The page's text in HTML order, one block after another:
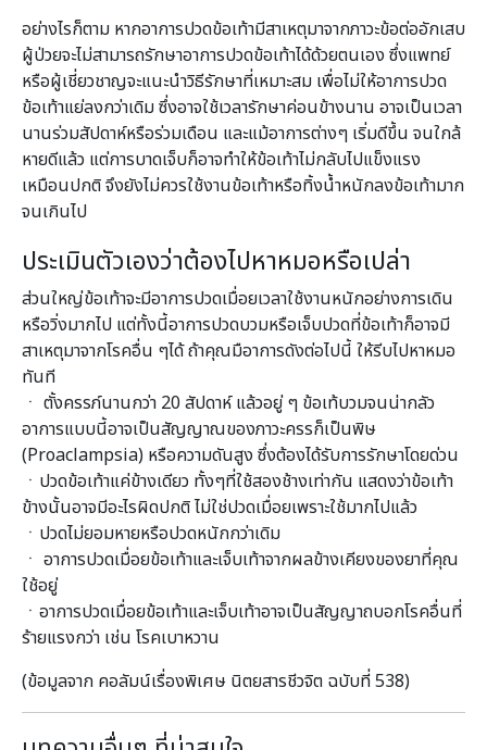
อย่างไรก็ตาม หากอาการปวดข้อเท้ามีสาเหตุมาจากภาวะข้อต่ออักเสบ
ผู้ป่วยจะไม่สามารถรักษาอาการปวดข้อเท้าได้ด้วยตนเอง ซึ่งแพทย์
หรือผู้เชี่ยวชาญจะแนะนำวิธีรักษาที่เหมาะสม เพื่อไม่ให้อาการปวด
ข้อเท้าแย่ลงกว่าเดิม ซึ่งอาจใช้เวลารักษาค่อนข้างนาน อาจเป็นเวลา
นานร่วมสัปดาห์หรือร่วมเดือน และแม้อาการต่างๆ เริ่มดีขึ้น จนใกล้
หายดีแล้ว แต่การบาดเจ็บก็อาจทำให้ข้อเท้าไม่กลับไปแข็งแรง
เหมือนปกติ จึงยังไม่ควรใช้งานข้อเท้าหรือทิ้งน้ำหนักลงข้อเท้ามาก
จนเกินไป
ประเมินตัวเองว่าต้องไปหาหมอหรือเปล่า
ส่วนใหญ่ข้อเท้าจะมีอาการปวดเมื่อยเวลาใช้งานหนักอย่างการเดิน
หรือวิ่งมากไป แต่ทั้งนี้อาการปวดบวมหรือเจ็บปวดที่ข้อเท้าก็อาจมี
สาเหตุมาจากโรคอื่น ๆได้ ถ้าคุณมือาการดังต่อไปนี้ ให้รีบไปหาหมอ
ทันที
ㆍ ตั้งครรภ์นานกว่า 20 สัปดาห์ แล้วอยู่ ๆ ข้อเท้บวมจนน่ากลัว
อาการแบบนี้อาจเป็นสัญญาณของภาวะครรก็เป็นพิษ
(Proaclampsia) หรือความดันสูง ซึ่งต้องได้รับการรักษาโดยด่วน
ㆍปวดข้อเท้าแค่ข้างเดียว ทั้งๆที่ใช้สองช้างเท่ากัน แสดงว่าข้อเท้า
ข้างนั้นอาจมีอะไรผิดปกติ ไม่ใช่ปวดเมื่อยเพราะใช้มากไปแล้ว
ㆍปวดไม่ยอมหายหรือปวดหนักกว่าเดิม
ㆍ อาการปวดเมื่อยข้อเท้าและเจ็บเท้าจากผลข้างเคียงของยาที่คุณ
ใช้อยู่
ㆍอาการปวดเมื่อยข้อเท้าและเจ็บเท้าอาจเป็นสัญญาถบอกโรคอื่นที่
ร้ายแรงกว่า เช่น โรคเบาหวาน
(ข้อมูลจาก คอลัมน์เรื่องพิเศษ นิตยสารชีวจิต ฉบับที่ 538)